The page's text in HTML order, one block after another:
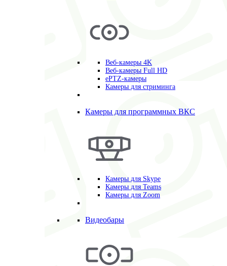
Веб-камеры 4K
Веб-камеры Full HD
ePTZ-камеры
Камеры для стриминга
Камеры для программных ВКС
Камеры для Skype
Камеры для Teams
Камеры для Zoom
Видеобары